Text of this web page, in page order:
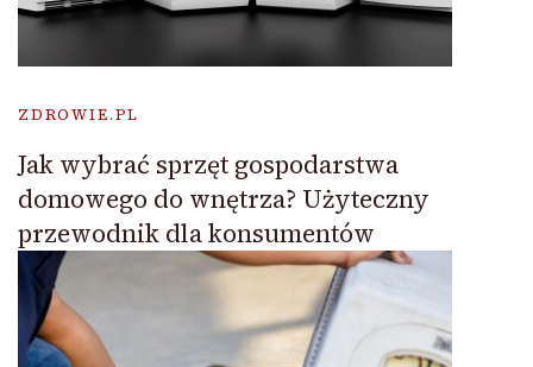
ZDROWIE.PL
Jak wybrać sprzęt gospodarstwa
domowego do wnętrza? Użyteczny
przewodnik dla konsumentów